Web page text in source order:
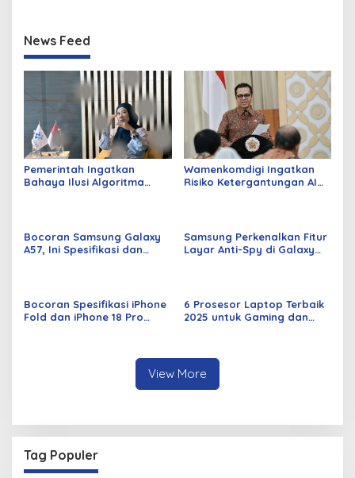
News Feed
Pemerintah Ingatkan
Bahaya Ilusi Algoritma
Wamenkomdigi Ingatkan
Risiko Ketergantungan AI
Bocoran Samsung Galaxy
A57, Ini Spesifikasi dan
Samsung Perkenalkan Fitur
Layar Anti-Spy di Galaxy
Bocoran Spesifikasi iPhone
Fold dan iPhone 18 Pro
6 Prosesor Laptop Terbaik
2025 untuk Gaming dan
View More
Tag Populer